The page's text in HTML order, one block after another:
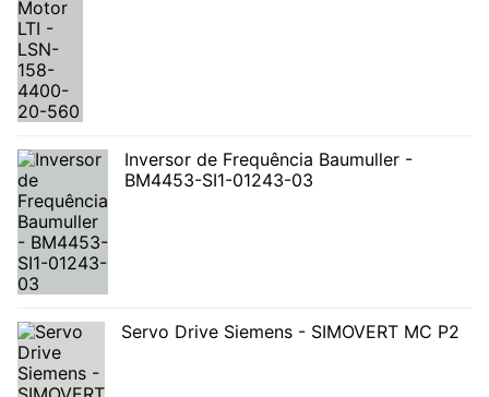
Inversor de Frequência Baumuller -
BM4453-SI1-01243-03
Servo Drive Siemens - SIMOVERT MC P2